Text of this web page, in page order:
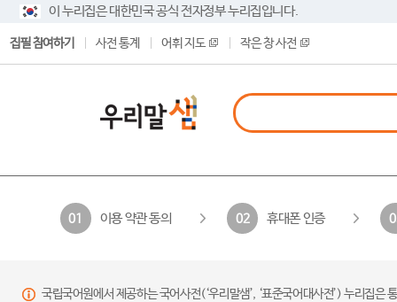
이 누리집은 대한민국 공식 전자정부 누리집입니다.
집필 참여하기 사전 통계 어휘 지도 작은 창 사전
01 이용 약관 동의 02 휴대폰 인증
국립국어원에서 제공하는 국어사전(‘우리말샘’, ‘표준국어대사전’) 누리집